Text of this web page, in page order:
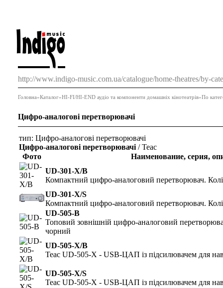
http://www.indigo-music.com.ua/catalogue/home-theatres/by-
Головна»Каталог»HI-FI/HI-END аудіо та компоненти домашніх кінотеатрів»По
Цифро-аналогові перетворювачі
тип: Цифро-аналогові перетворювачі
Цифро-аналогові перетворювачі / Teac
Фото
Наименование, серия,
UD-301-X/B
Компактний цифро-аналоговий перетворювач.
UD-301-X/S
Компактний цифро-аналоговий перетворювач.
UD-505-B
Топовий зовнішній цифро-аналоговий
чорний
UD-505-X/B
Teac UD-505-X - USB-ЦАП із підсилювачем для
UD-505-X/S
Teac UD-505-X - USB-ЦАП із підсилювачем для